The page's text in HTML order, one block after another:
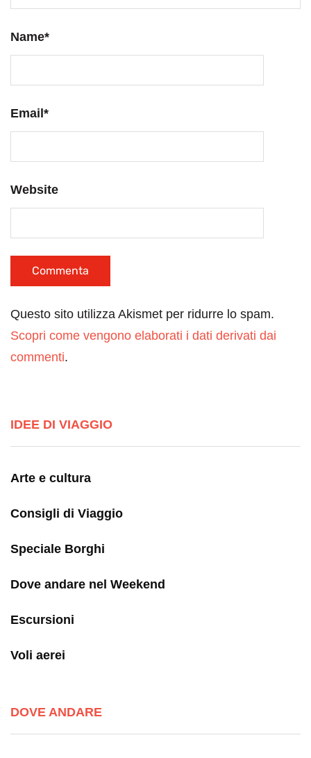
Name*
Email *
Website
Questo sito utilizza Akismet per ridurre lo spam.
Scopri come vengono elaborati i dati derivati dai
commenti.
IDEE DI VIAGGIO
Arte e cultura
Consigli di Viaggio
Speciale Borghi
Dove andare nel Weekend
Escursioni
Voli aerei
DOVE ANDARE